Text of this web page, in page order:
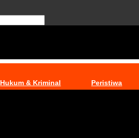
Hukum & Kriminal Peristiwa